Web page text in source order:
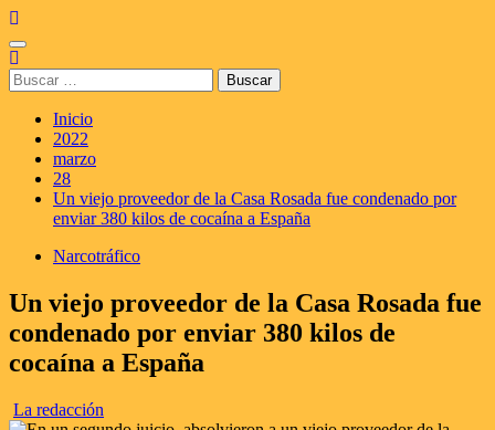
Saltar
al
contenido
Menú
principal
Buscar:
Inicio
2022
marzo
28
Un viejo proveedor de la Casa Rosada fue condenado por
enviar 380 kilos de cocaína a España
Narcotráfico
Un viejo proveedor de la Casa Rosada fue
condenado por enviar 380 kilos de
cocaína a España
La redacción